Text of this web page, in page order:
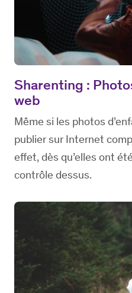
Sharenting :
web
Même si les photos
publier sur Internet
effet, dès qu’elles ont
contrôle dessus.